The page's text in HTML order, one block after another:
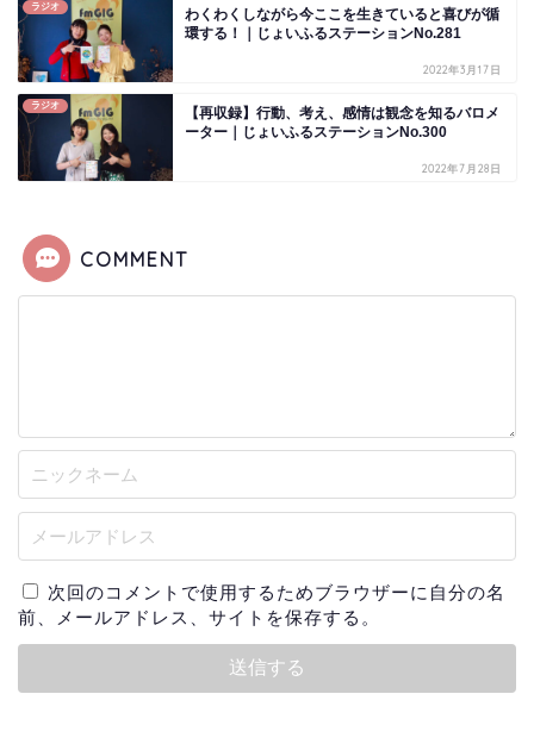
ラジオ
わくわくしながら今ここを生きていると喜びが循
環する！｜じょいふるステーションNo.281
2022年3月17日
ラジオ
【再収録】行動、考え、感情は観念を知るバロメ
ーター｜じょいふるステーションNo.300
2022年7月28日
COMMENT
次回のコメントで使用するためブラウザーに自分の名
前、メールアドレス、サイトを保存する。